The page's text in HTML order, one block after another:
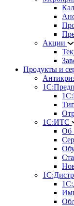
Акции
Продукты и
1С:ИТС
Об